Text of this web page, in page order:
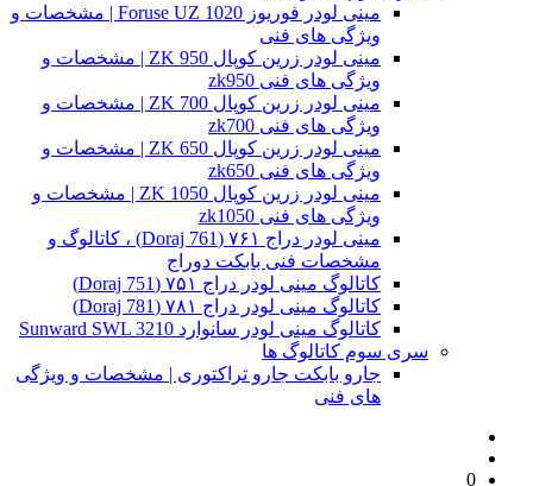
مینی لودر فوریوز Foruse UZ 1020 | مشخصات و
ویژگی های فنی
مینی لودر زرین کوپال ZK 950 | مشخصات و
ویژگی های فنی zk950
مینی لودر زرین کوپال ZK 700 | مشخصات و
ویژگی های فنی zk700
مینی لودر زرین کوپال ZK 650 | مشخصات و
ویژگی های فنی zk650
مینی لودر زرین کوپال ZK 1050 | مشخصات و
ویژگی های فنی zk1050
مینی لودر دراج ۷۶۱ (Doraj 761) ، کاتالوگ و
مشخصات فنی بابکت دوراج
کاتالوگ مینی لودر دراج ۷۵۱ (Doraj 751)
کاتالوگ مینی لودر دراج ۷۸۱ (Doraj 781)
کاتالوگ مینی لودر سانوارد Sunward SWL 3210
سری سوم کاتالوگ ها
جارو بابکت جارو تراکتوری | مشخصات و ویژگی
های فنی
0